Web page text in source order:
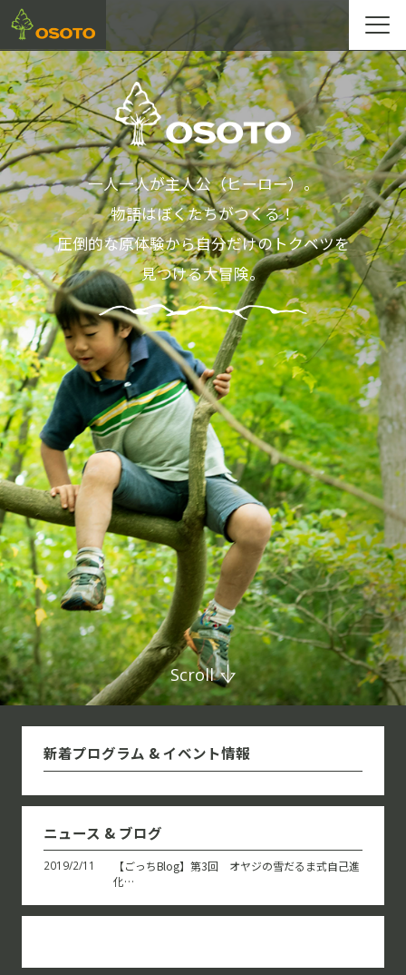
一人一人が主人公（ヒーロー）。
物語はぼくたちがつくる！
圧倒的な原体験から自分だけのトクベツを
見つける大冒険。
Scroll
新着プログラム & イベント情報
ニュース & ブログ
2019/2/11
【ごっちBlog】第3回 オヤジの雪だるま式自己進
化…